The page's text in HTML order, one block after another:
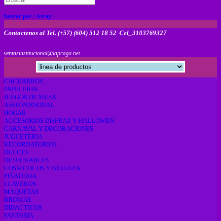
buscar por : Array
Contactenos al Tel. (+57) (604) 512 18 52 Cel_3103769327
ventasinstitucional@lapraga.net
CACHARROS
PAPELERIA
JUEGOS DE MESA
ASEO PERSONAL
HOGAR
ACCESORIOS DISFRAZ Y HALLOWEN
CARNAVAL Y DECORACIONES
JUGUETERIA
RECORDATORIOS
DULCES
DESECHABLES
COSMETICOS Y BELLEZA
PIÑATERIA
LLAVEROS
MAQUETAS
BROMAS
DIDACTICOS
FANTASIA